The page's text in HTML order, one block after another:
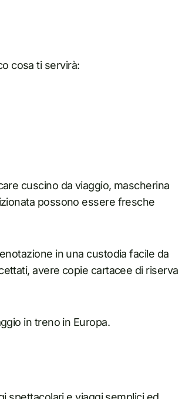
cosa ti servirà:
cuscino da viaggio, mascherina
possono essere fresche
in una custodia facile da
avere copie cartacee di riserva
in treno in Europa.